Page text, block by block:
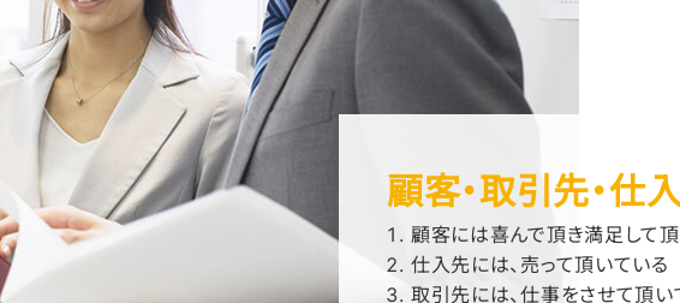
顧客・取引先・仕
顧客には喜んで頂き満足して頂
仕入先には、売って頂いている
取引先には、仕事をさせて頂い